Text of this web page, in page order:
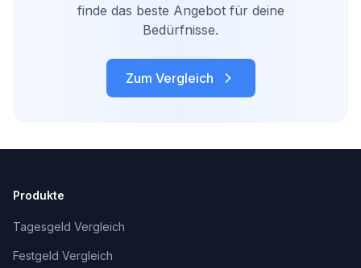
finde das beste Angebot für deine
Bedürfnisse.
Zum Vergleich
Produkte
Tagesgeld Vergleich
Festgeld Vergleich